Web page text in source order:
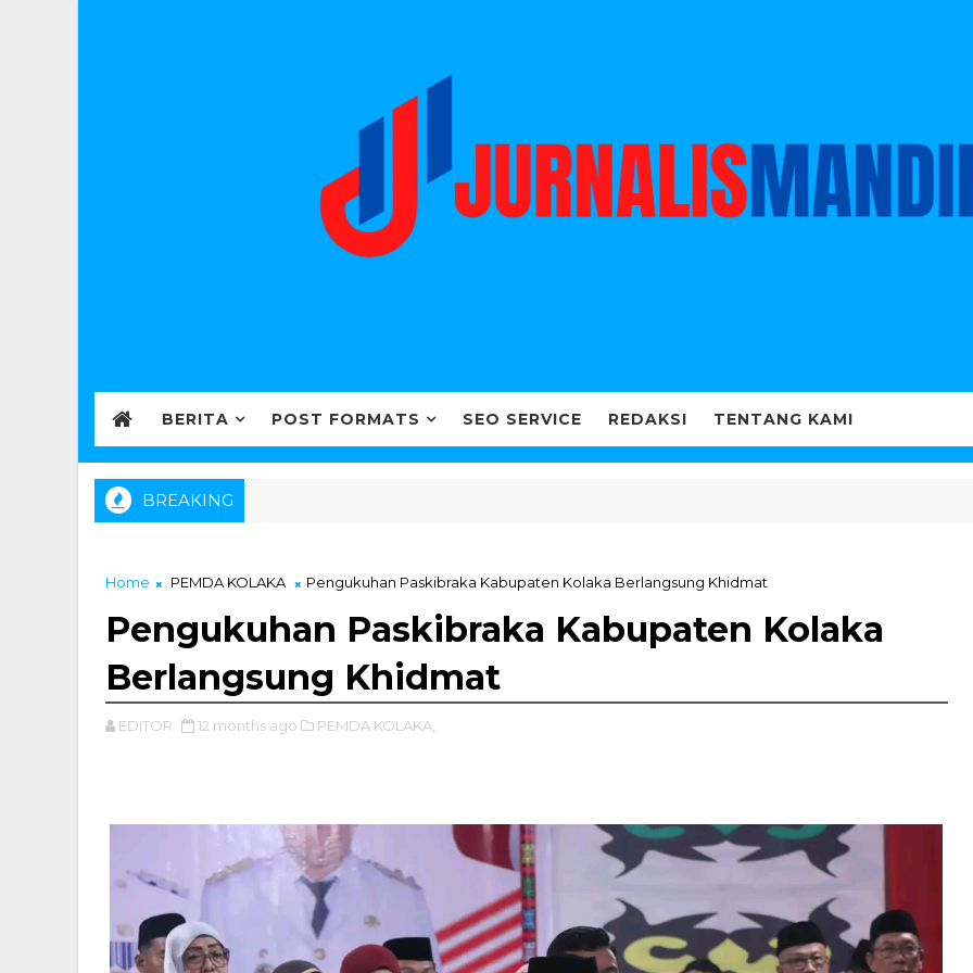
BERITA POST FORMATS SEO SERVICE REDAKSI TENTANG KAMI
BREAKING
Home PEMDA KOLAKA Pengukuhan Paskibraka Kabupaten Kolaka Berlangsung Khidmat
Pengukuhan Paskibraka Kabupaten Kolaka
Berlangsung Khidmat
EDITOR 12 months ago PEMDA KOLAKA,